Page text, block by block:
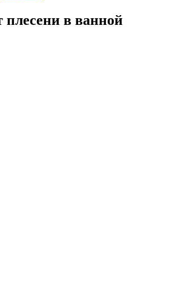
плесени в ванной